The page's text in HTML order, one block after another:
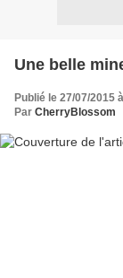
Une belle
Publié le 27/07/2015
Par CherryBlossom